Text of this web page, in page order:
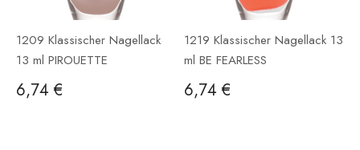
1209 Klassischer Nagellack
13 ml PIROUETTE
6,74 €
1219 Klassischer Nagellack 13
ml BE FEARLESS
6,74 €